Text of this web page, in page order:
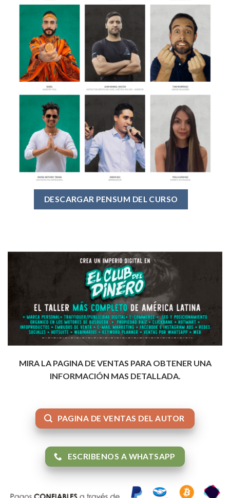
DESCARGAR PENSUM DEL CURSO
MIRA LA PAGINA DE VENTAS PARA OBTENER UNA
INFORMACIÓN MAS DETALLADA.
PAGINA DE VENTAS DEL AUTOR
ESCRIBENOS A WHATSAPP